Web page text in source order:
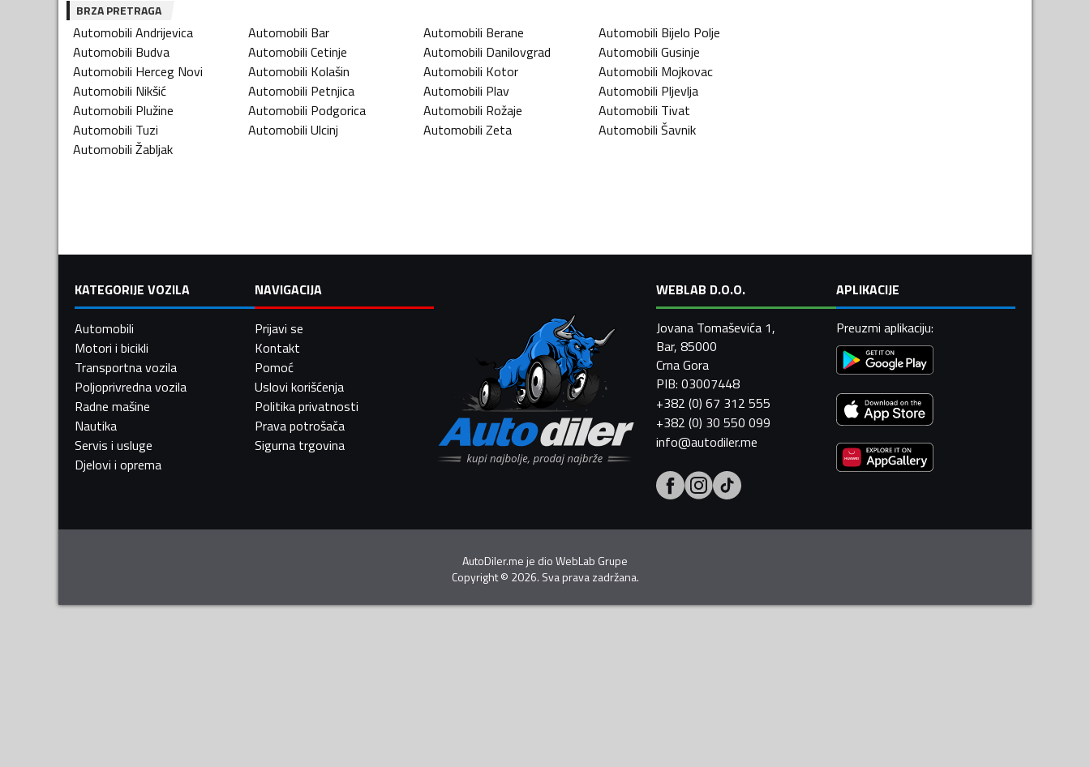
BRZA PRETRAGA
Automobili Andrijevica Automobili Bar Automobili Berane Automobili Bijelo Polje
Automobili Budva Automobili Cetinje Automobili Danilovgrad Automobili Gusinje
Automobili Herceg Novi Automobili Kolašin Automobili Kotor Automobili Mojkovac
Automobili Nikšić Automobili Petnjica Automobili Plav Automobili Pljevlja
Automobili Plužine Automobili Podgorica Automobili Rožaje Automobili Tivat
Automobili Tuzi Automobili Ulcinj Automobili Zeta Automobili Šavnik
Automobili Žabljak
KATEGORIJE VOZILA
Automobili
Motori i bicikli
Transportna vozila
Poljoprivredna vozila
Radne mašine
Nautika
Servis i usluge
Djelovi i oprema
NAVIGACIJA
Prijavi se
Kontakt
Pomoć
Uslovi korišćenja
Politika privatnosti
Prava potrošača
Sigurna trgovina
WEBLAB D.O.O.
Jovana Tomaševića 1,
Bar, 85000
Crna Gora
PIB: 03007448
+382 (0) 67 312 555
+382 (0) 30 550 099
info@autodiler.me
APLIKACIJE
Preuzmi aplikaciju:
AutoDiler.me je dioWebLab Grupe
Copyright© 2026. Sva prava zadržana.